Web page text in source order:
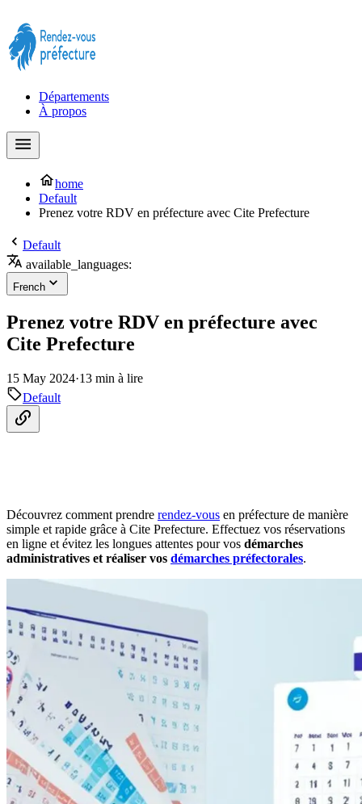
Départements
À propos
home
Default
Prenez votre RDV en préfecture avec Cite Prefecture
Default
available_languages:
French
Prenez votre RDV en préfecture avec
Cite Prefecture
15 May 2024·13 min à lire
Default
Découvrez comment prendre rendez-vous en préfecture de manière
simple et rapide grâce à Cite Prefecture. Effectuez vos réservations
en ligne et évitez les longues attentes pour vos démarches
administratives et réaliser vos démarches préfectorales.